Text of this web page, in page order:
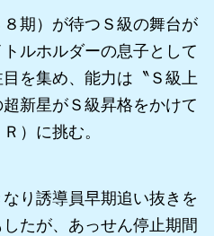
期）が待つＳ級の舞台が
ルホルダーの息子として
を集め、能力は〝Ｓ級上
新星がＳ級昇格をかけて
）に挑む。
り誘導員早期追い抜きを
たが、あっせん停止期間